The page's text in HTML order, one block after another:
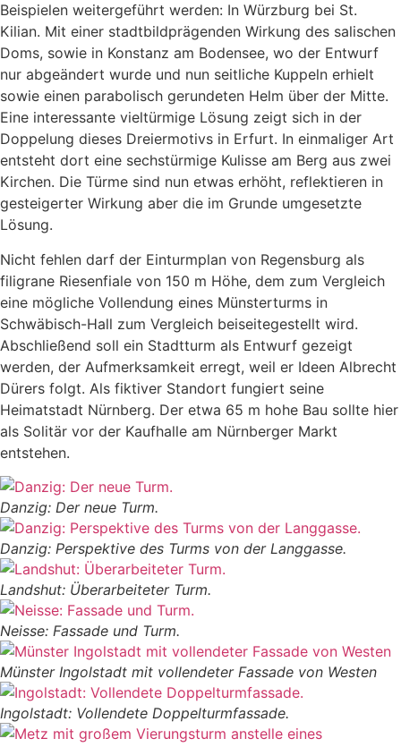
Beispielen weitergeführt werden: In Würzburg bei St.
Kilian. Mit einer stadtbildprägenden Wirkung des salischen
Doms, sowie in Konstanz am Bodensee, wo der Entwurf
nur abgeändert wurde und nun seitliche Kuppeln erhielt
sowie einen parabolisch gerundeten Helm über der Mitte.
Eine interessante vieltürmige Lösung zeigt sich in der
Doppelung dieses Dreiermotivs in Erfurt. In einmaliger Art
entsteht dort eine sechstürmige Kulisse am Berg aus zwei
Kirchen. Die Türme sind nun etwas erhöht, reflektieren in
gesteigerter Wirkung aber die im Grunde umgesetzte
Lösung.
Nicht fehlen darf der Einturmplan von Regensburg als
filigrane Riesenfiale von 150 m Höhe, dem zum Vergleich
eine mögliche Vollendung eines Münsterturms in
Schwäbisch-Hall zum Vergleich beiseitegestellt wird.
Abschließend soll ein Stadtturm als Entwurf gezeigt
werden, der Aufmerksamkeit erregt, weil er Ideen Albrecht
Dürers folgt. Als fiktiver Standort fungiert seine
Heimatstadt Nürnberg. Der etwa 65 m hohe Bau sollte hier
als Solitär vor der Kaufhalle am Nürnberger Markt
entstehen.
Danzig: Der neue Turm.
Danzig: Perspektive des Turms von der Langgasse.
Landshut: Überarbeiteter Turm.
Neisse: Fassade und Turm.
Münster Ingolstadt mit vollendeter Fassade von Westen
Ingolstadt: Vollendete Doppelturmfassade.